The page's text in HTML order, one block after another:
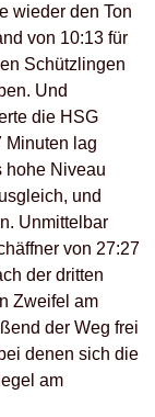
wieder den Ton
von 10:13 für
Schützlingen
Und
die HSG
Minuten lag
hohe Niveau
und
Unmittelbar
von 27:27
der dritten
Zweifel am
der Weg frei
denen sich die
am